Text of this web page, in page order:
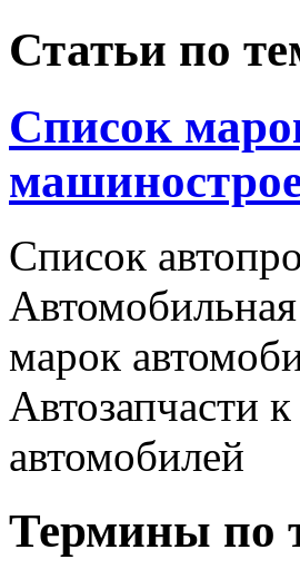
Статьи по
Список
Список
марок
Автозапчасти
автомобилей
Термины по